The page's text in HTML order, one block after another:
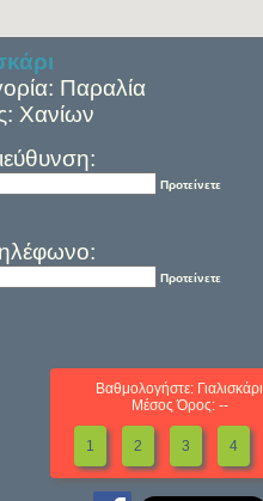
Παραλία
Χανίων
Προτείνετε
Προτείνετε
Βαθμολογήστε: Γιαλισκάρι
Μέσος Όρος: --
1 2 3 4